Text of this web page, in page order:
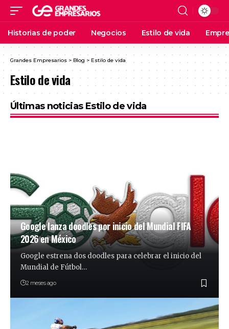
Historias de poder Negocios Estilo de vida
Grandes Empresarios > Blog > Estilo de vida
Estilo de vida
Últimas noticias Estilo de vida
Google lanza doodles por inicio del Mundial FIFA
2026 en México
Google estrena dos doodles para celebrar el inicio del
Mundial de Fútbol…
2 meses ago